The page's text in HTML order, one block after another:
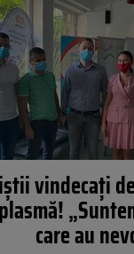
vindecaţi de
care au